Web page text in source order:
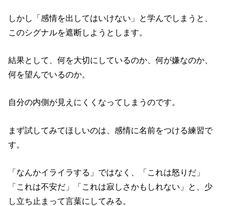
しかし「感情を出してはいけない」と学んでしまうと、
このシグナルを遮断しようとします。
結果として、何を大切にしているのか、何が嫌なのか、
何を望んでいるのか。
自分の内側が見えにくくなってしまうのです。
まず試してみてほしいのは、感情に名前をつける練習で
す。
「なんかイライラする」ではなく、「これは怒りだ」
「これは不安だ」「これは寂しさかもしれない」と、少
し立ち止まって言葉にしてみる。